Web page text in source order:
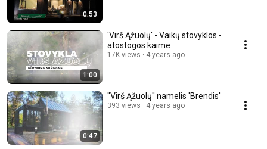
0:53
1:00
'Virš Ąžuolų' - Vaikų stovyklos -
atostogos kaime
17K views 4 years ago
0:47
''Virš Ąžuolų'' namelis 'Brendis'
393 views 4 years ago